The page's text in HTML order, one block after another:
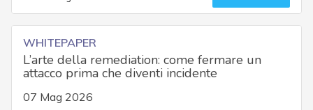
WHITEPAPER
L’arte della remediation: come fermare un
attacco prima che diventi incidente
07 Mag 2026